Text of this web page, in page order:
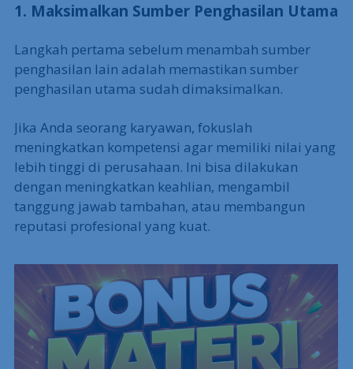
1. Maksimalkan Sumber Penghasilan Utama
Langkah pertama sebelum menambah sumber
penghasilan lain adalah memastikan sumber
penghasilan utama sudah dimaksimalkan.
Jika Anda seorang karyawan, fokuslah
meningkatkan kompetensi agar memiliki nilai yang
lebih tinggi di perusahaan. Ini bisa dilakukan
dengan meningkatkan keahlian, mengambil
tanggung jawab tambahan, atau membangun
reputasi profesional yang kuat.